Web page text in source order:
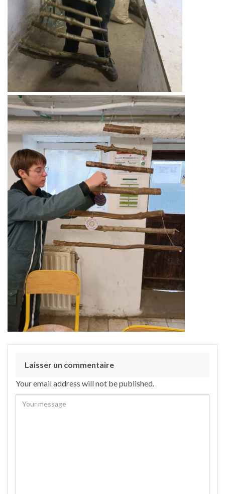
Laisser un commentaire
Your email address will not be published.